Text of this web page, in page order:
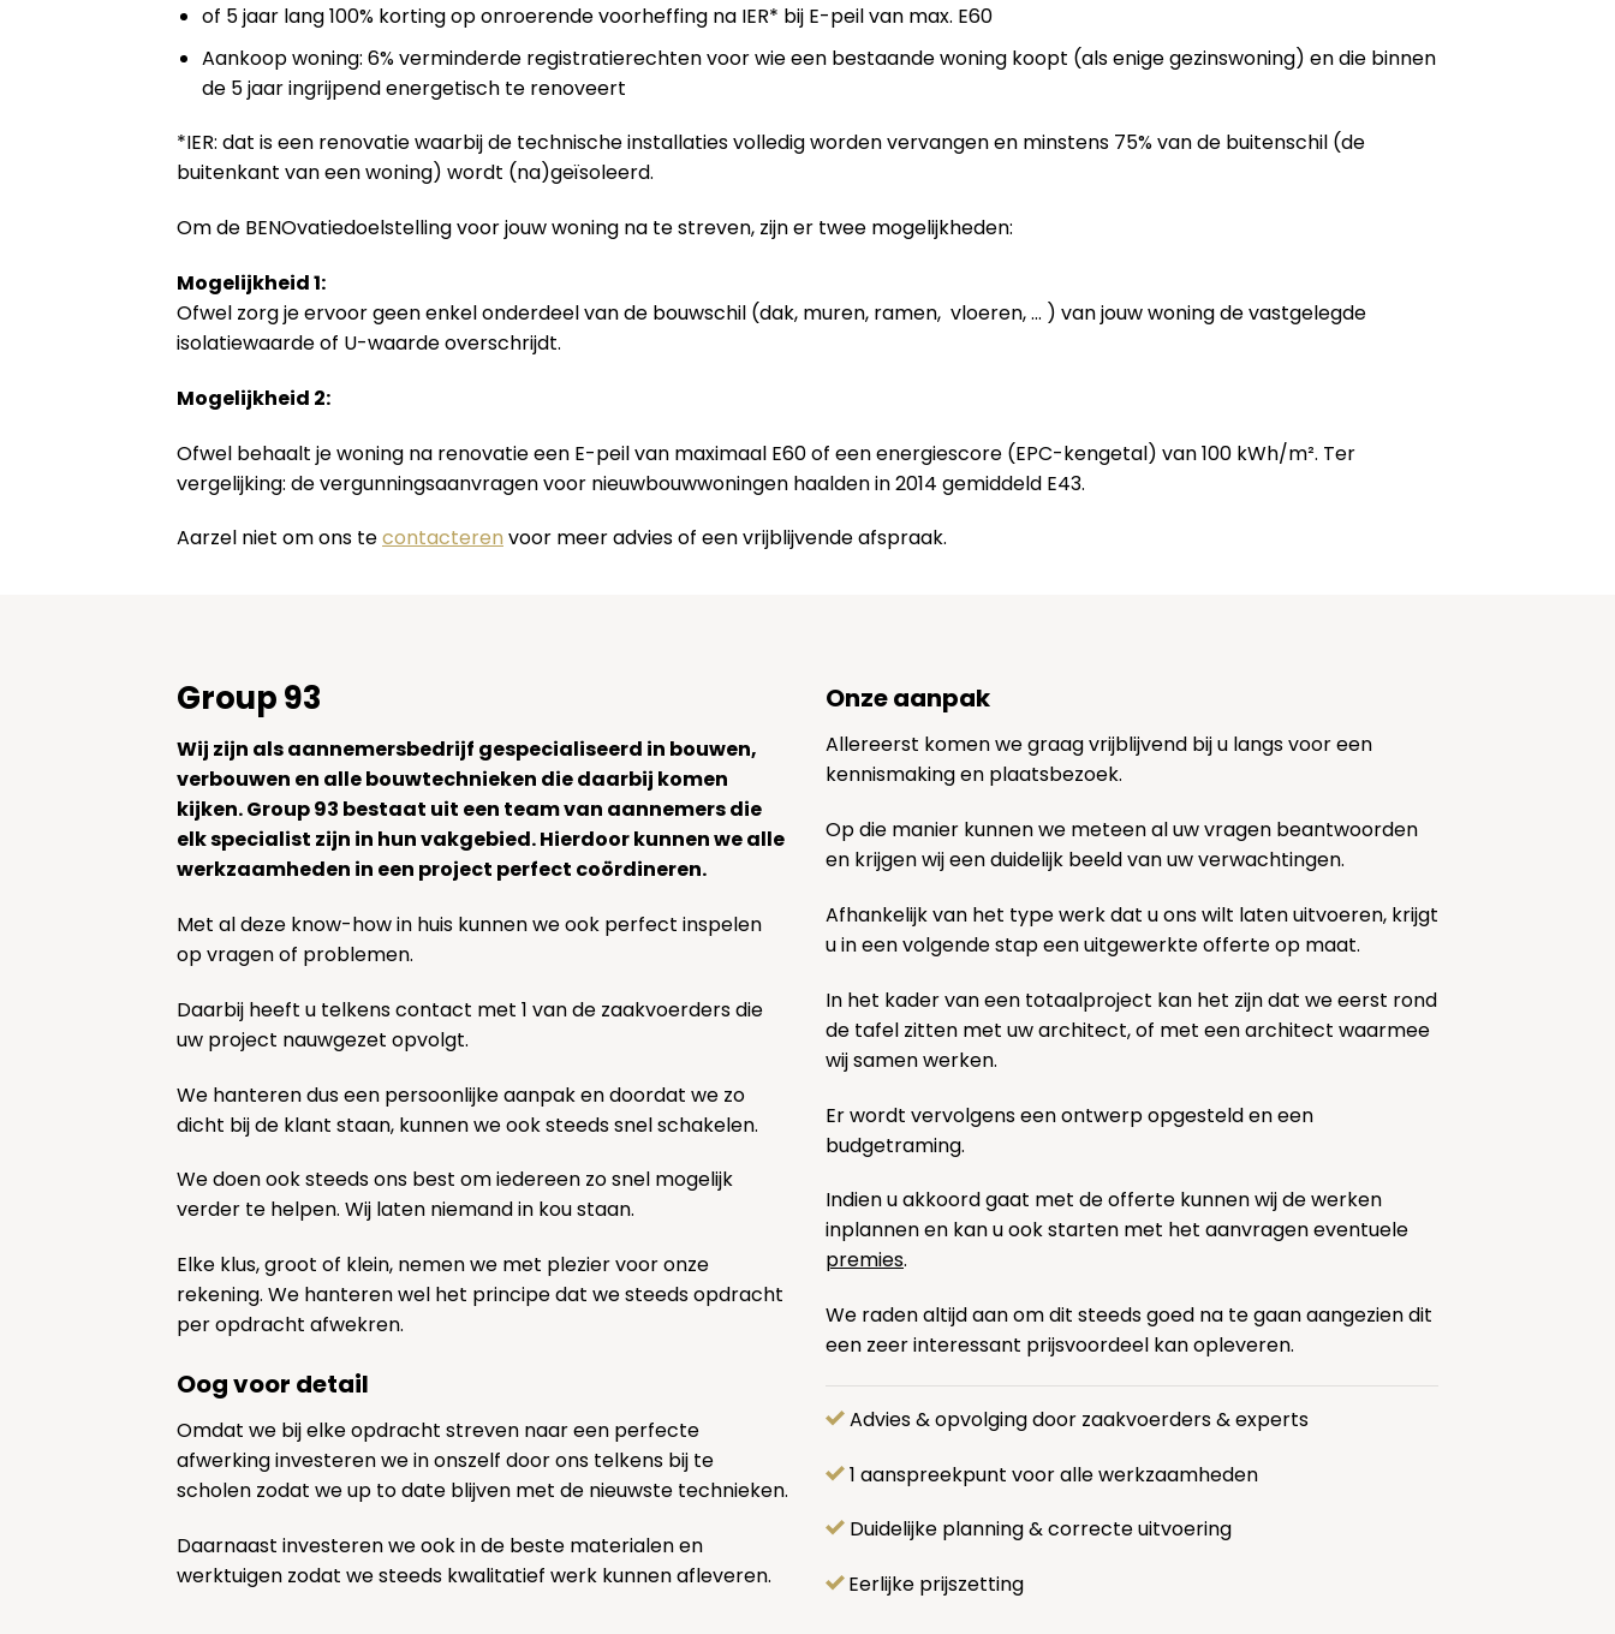
of 5 jaar lang 100% korting op onroerende voorheffing na IER* bij E-peil van max. E60
Aankoop woning: 6% verminderde registratierechten voor wie een bestaande woning koopt (als enige gezinswoning) en die binnen
de 5 jaar ingrijpend energetisch te renoveert
*IER: dat is een renovatie waarbij de technische installaties volledig worden vervangen en minstens 75% van de buitenschil (de
buitenkant van een woning) wordt (na)geïsoleerd.
Om de BENOvatiedoelstelling voor jouw woning na te streven, zijn er twee mogelijkheden:
Mogelijkheid 1:
Ofwel zorg je ervoor geen enkel onderdeel van de bouwschil (dak, muren, ramen, vloeren, … ) van jouw woning de vastgelegde
isolatiewaarde of U-waarde overschrijdt.
Mogelijkheid 2:
Ofwel behaalt je woning na renovatie een E-peil van maximaal E60 of een energiescore (EPC-kengetal) van 100 kWh/m². Ter
vergelijking: de vergunningsaanvragen voor nieuwbouwwoningen haalden in 2014 gemiddeld E43.
Aarzel niet om ons tecontacteren voor meer advies of een vrijblijvende afspraak.
Group 93
Wij zijn als aannemersbedrijf gespecialiseerd in bouwen,
verbouwen en alle bouwtechnieken die daarbij komen
kijken. Group 93 bestaat uit een team van aannemers die
elk specialist zijn in hun vakgebied. Hierdoor kunnen we alle
werkzaamheden in een project perfect coördineren.
Met al deze know-how in huis kunnen we ook perfect inspelen
op vragen of problemen.
Daarbij heeft u telkens contact met 1 van de zaakvoerders die
uw project nauwgezet opvolgt.
We hanteren dus een persoonlijke aanpak en doordat we zo
dicht bij de klant staan, kunnen we ook steeds snel schakelen.
We doen ook steeds ons best om iedereen zo snel mogelijk
verder te helpen. Wij laten niemand in kou staan.
Elke klus, groot of klein, nemen we met plezier voor onze
rekening. We hanteren wel het principe dat we steeds opdracht
per opdracht afwekren.
Oog voor detail
Omdat we bij elke opdracht streven naar een perfecte
afwerking investeren we in onszelf door ons telkens bij te
scholen zodat we up to date blijven met de nieuwste technieken.
Daarnaast investeren we ook in de beste materialen en
werktuigen zodat we steeds kwalitatief werk kunnen afleveren.
Onze aanpak
Allereerst komen we graag vrijblijvend bij u langs voor een
kennismaking en plaatsbezoek.
Op die manier kunnen we meteen al uw vragen beantwoorden
en krijgen wij een duidelijk beeld van uw verwachtingen.
Afhankelijk van het type werk dat u ons wilt laten uitvoeren, krijgt
u in een volgende stap een uitgewerkte offerte op maat.
In het kader van een totaalproject kan het zijn dat we eerst rond
de tafel zitten met uw architect, of met een architect waarmee
wij samen werken.
Er wordt vervolgens een ontwerp opgesteld en een
budgetraming.
Indien u akkoord gaat met de offerte kunnen wij de werken
inplannen en kan u ook starten met het aanvragen eventuele
premies.
We raden altijd aan om dit steeds goed na te gaan aangezien dit
een zeer interessant prijsvoordeel kan opleveren.
Advies & opvolging door zaakvoerders & experts
1 aanspreekpunt voor alle werkzaamheden
Duidelijke planning & correcte uitvoering
Eerlijke prijszetting